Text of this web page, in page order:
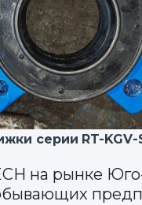
серии RT-KGV-
на рынке